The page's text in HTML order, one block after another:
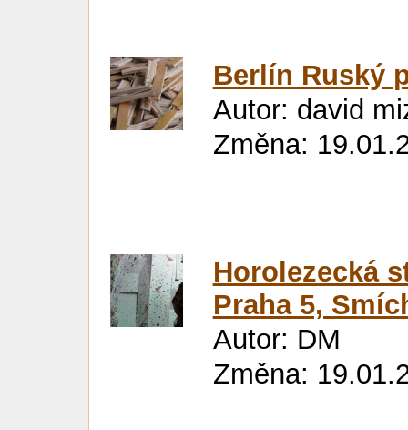
Berlín Ruský
Autor: david
Změna:
Horolezecká
Praha 5,
Autor: DM
Změna: